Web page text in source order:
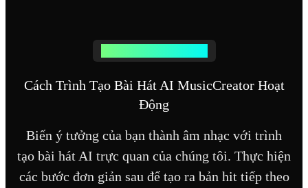
Cách Trình Tạo Bài Hát AI MusicCreator Hoạt
Động
Biến ý tưởng của bạn thành âm nhạc với trình
tạo bài hát AI trực quan của chúng tôi. Thực hiện
các bước đơn giản sau để tạo ra bản hit tiếp theo